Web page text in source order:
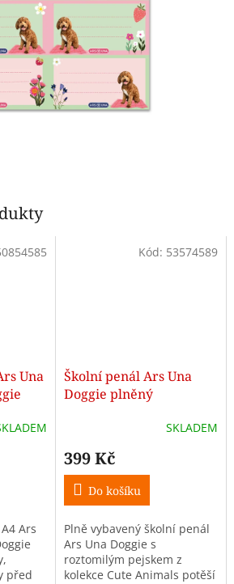
Una
Ars
před
Školní penál Ars Una
Doggie plněný
SKLADEM
399 Kč
Do košíku
Plně vybavený školní penál
Ars Una Doggie s
roztomilým pejskem z
kolekce Cute Animals potěší
Kód: 53574589